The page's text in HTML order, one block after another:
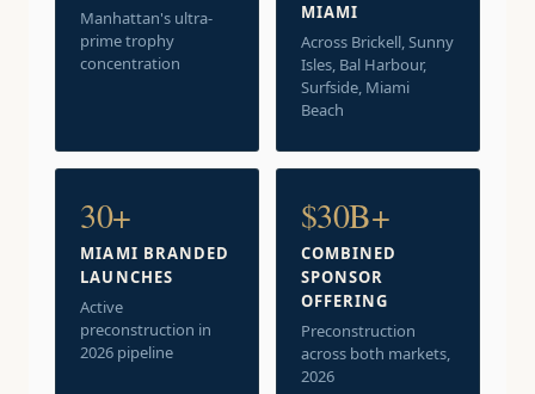
Manhattan's ultra-
prime trophy
concentration
MIAMI
Across Brickell, Sunny
Isles, Bal Harbour,
Surfside, Miami
Beach
30+
MIAMI BRANDED
LAUNCHES
Active
preconstruction in
2026 pipeline
$30B+
COMBINED
SPONSOR
OFFERING
Preconstruction
across both markets,
2026